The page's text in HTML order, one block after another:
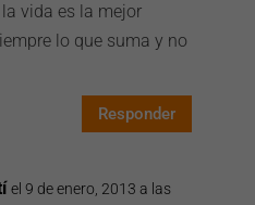
vida es la mejor
lo que suma y no
Responder
el 9 de enero, 2013 a las